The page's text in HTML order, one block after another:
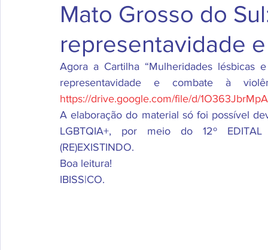
Mato Grosso do
representavidade
Agora a Cartilha “Mulheridades lésbicas
https://drive.google.com/file/d/
A elaboração do material só foi possível
LGBTQIA+, por meio do 12º EDITAL
(RE)EXISTINDO.
Boa leitura!
IBISS|CO.